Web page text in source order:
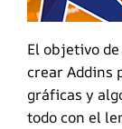
El objetivo
crear Addins
gráficas y
todo con el